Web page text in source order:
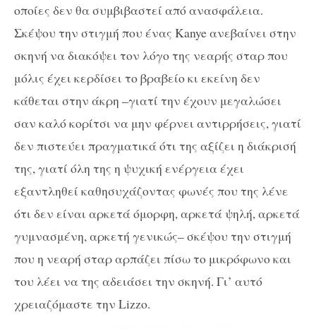
οποίες δεν θα συμβιβαστεί από ανασφάλεια.
Σκέψου την στιγμή που ένας Kanye ανεβαίνει στην
σκηνή να διακόψει τον λόγο της νεαρής σταρ που
μόλις έχει κερδίσει το βραβείο κι εκείνη δεν
κάθεται στην άκρη –γιατί την έχουν μεγαλώσει
σαν καλό κορίτσι να μην φέρνει αντιρρήσεις, γιατί
δεν πιστεύει πραγματικά ότι της αξίζει η διάκρισή
της, γιατί όλη της η ψυχική ενέργεια έχει
εξαντληθεί καθησυχάζοντας φωνές που της λένε
ότι δεν είναι αρκετά όμορφη, αρκετά ψηλή, αρκετά
γυμνασμένη, αρκετή γενικώς– σκέψου την στιγμή
που η νεαρή σταρ αρπάζει πίσω το μικρόφωνο και
του λέει να της αδειάσει την σκηνή. Γι’ αυτό
χρειαζόμαστε την Lizzo.